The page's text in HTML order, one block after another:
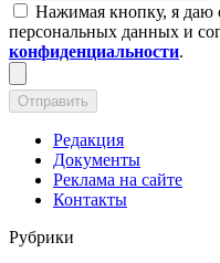
Нажимая кнопку, я даю
персональных данных и
конфиденциальности.
Отправить
Редакция
Документы
Реклама на сайте
Контакты
Рубрики